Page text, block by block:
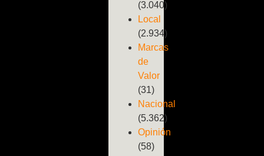
(3.040)
Local
(2.934)
Marcas
de
Valor
(31)
Nacional
(5.362)
Opinión
(58)